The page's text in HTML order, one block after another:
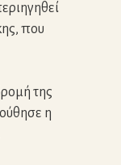
που
της
η